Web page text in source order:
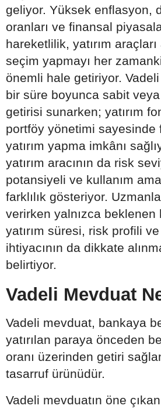
geliyor. Yüksek enflasyon,
oranları ve finansal
hareketlilik, yatırım
seçim yapmayı her
önemli hale getiriyor.
bir süre boyunca sabit
getirisi sunarken; yatırım
portföy yönetimi sayesinde
yatırım yapma imkânı
yatırım aracının da risk
potansiyeli ve kullanım
farklılık gösteriyor.
verirken yalnızca beklenen
yatırım süresi, risk profili
ihtiyacının da dikkate
belirtiyor.
Vadeli Mevduat
Vadeli mevduat, bankaya
yatırılan paraya önceden
oranı üzerinden getiri
tasarruf ürünüdür.
Vadeli mevduatın öne